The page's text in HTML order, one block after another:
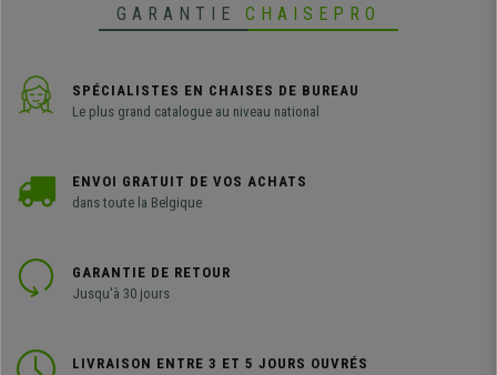
GARANTIE CHAISEPRO
SPÉCIALISTES EN CHAISES DE BUREAU
Le plus grand catalogue au niveau national
ENVOI GRATUIT DE VOS ACHATS
dans toute la Belgique
GARANTIE DE RETOUR
Jusqu'à 30 jours
LIVRAISON ENTRE 3 ET 5 JOURS OUVRÉS